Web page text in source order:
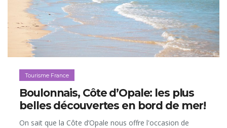
Tourisme France
Boulonnais, Côte d’Opale: les plus
belles découvertes en bord de mer!
On sait que la Côte d’Opale nous offre l'occasion de